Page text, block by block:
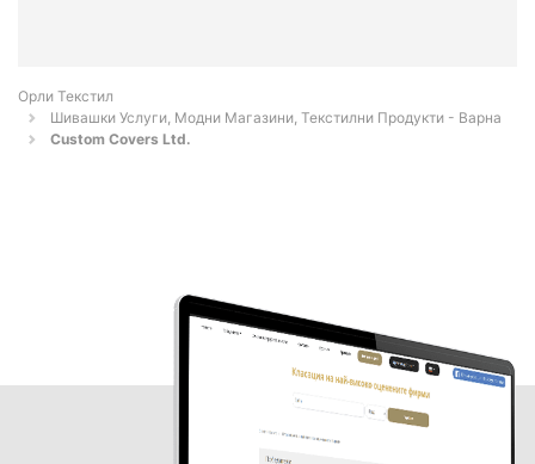
Орли Текстил
Шивашки Услуги, Модни Магазини, Текстилни Продукти - Варна
Custom Covers Ltd.